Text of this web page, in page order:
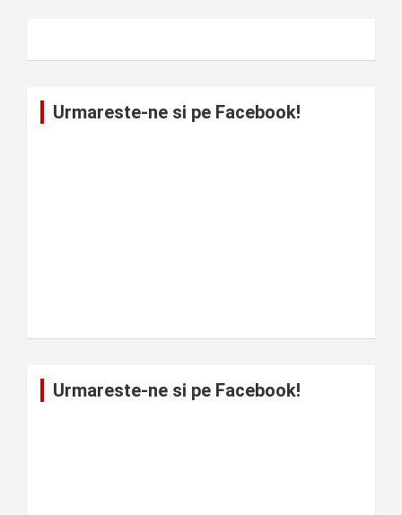
Urmareste-ne si pe Facebook!
Urmareste-ne si pe Facebook!